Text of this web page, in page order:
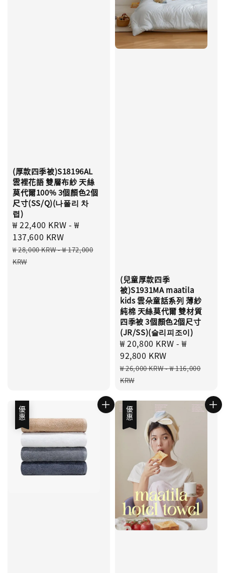
(厚款四季被)S18196AL
雲裡花語 雙層布紗 天絲
莫代爾100% 3個顏色2個
尺寸(SS/Q)(나폴리 차
렵)
Sale
price
₩ 22,400 KRW -₩
137,600 KRW
Regular
price
₩ 28,000 KRW-₩ 172,000
KRW
(兒童厚款四季
被)S1931MA maatila
kids 雲朵童話系列 薄紗
純棉 天絲莫代爾 雙材質
四季被 3個顏色2個尺寸
(JR/SS)(슬리피조이)
Sale
price
₩ 20,800 KRW -₩
92,800 KRW
Regular
price
₩ 26,000 KRW-₩ 116,000
KRW
優惠 優惠